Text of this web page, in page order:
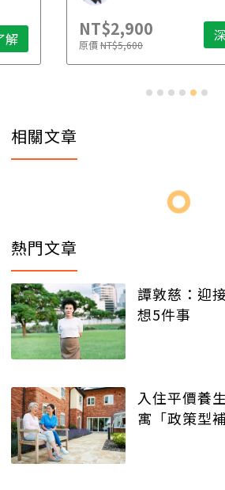
解 NT$2,900
原價NT$5,600
相關文章
熱門文章
譚敦慈：迎
想5件事
入住平價養
寓「政策型